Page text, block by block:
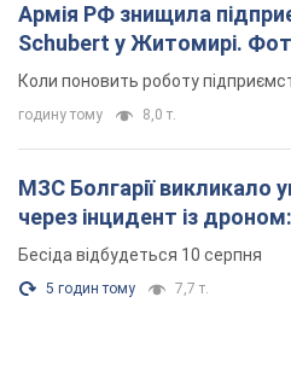
Армія РФ знищила
Schubert у Житомирі.
Коли поновить роботу
годину тому 8,0 т.
МЗС Болгарії викликало
через інцидент із
Бесіда відбудеться 10 серпня
5 годин тому 7,7 т.